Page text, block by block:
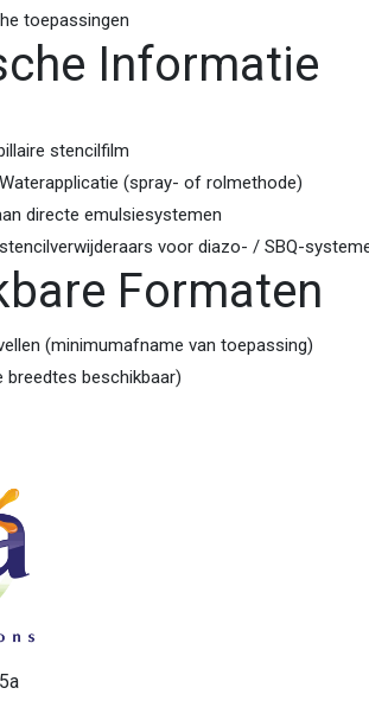
toepassingen
Informatie
stencil­film
(spray- of rolmethode)
directe emulsiesystemen
voor diazo- / SBQ-
Formaten
(minimumafname van toepassing)
breedtes beschikbaar)